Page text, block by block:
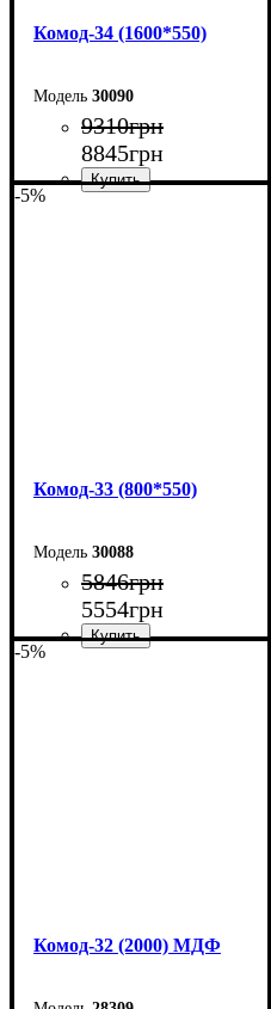
Комод-34 (1600*550)
30090
9310грн
8845грн
-5%
Комод-33 (800*550)
30088
5846грн
5554грн
-5%
Комод-32 (2000) МДФ